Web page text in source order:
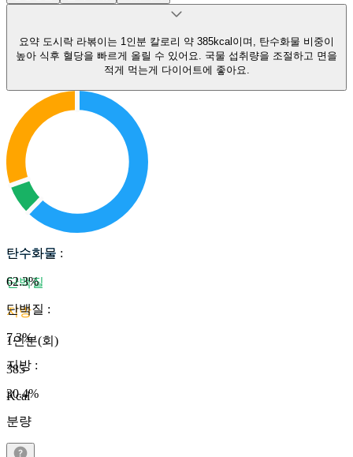
요약 도시락 라볶이는 1인분 칼로리 약 385kcal이며, 탄수화물 비중이
높아 식후 혈당을 빠르게 올릴 수 있어요. 국물 섭취량을 조절하고 면을
적게 먹는게 다이어트에 좋아요.
탄수화물
단백질
지방
1인분(회)
385
Kcal
탄수화물 :
62.3%
단백질 :
7.3%
지방 :
30.4%
분량